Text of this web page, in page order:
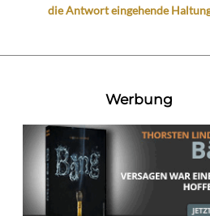
die Antwort eingehende Haltung
Werbung